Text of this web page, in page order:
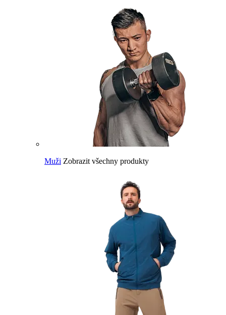
Muži Zobrazit všechny produkty